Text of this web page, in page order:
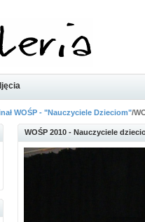
WOŚP - "Nauczyciele Dzieciom"/
WOŚP 2010 - Nauczyciele